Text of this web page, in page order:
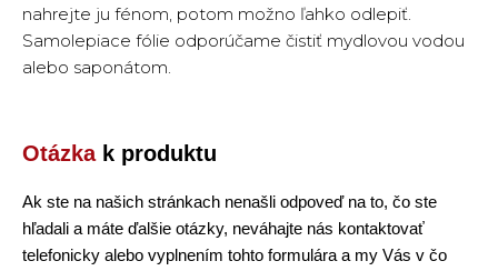
nahrejte ju fénom, potom možno ľahko odlepiť.
Samolepiace fólie odporúčame čistiť mydlovou vodou
alebo saponátom.
Otázkak produktu
Ak ste na našich stránkach nenašli odpoveď na to, čo ste
hľadali a máte ďalšie otázky, neváhajte nás kontaktovať
telefonicky alebo vyplnením tohto formulára a my Vás v čo